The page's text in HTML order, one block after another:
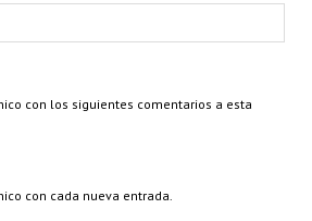
con los siguientes comentarios a esta
con cada nueva entrada.